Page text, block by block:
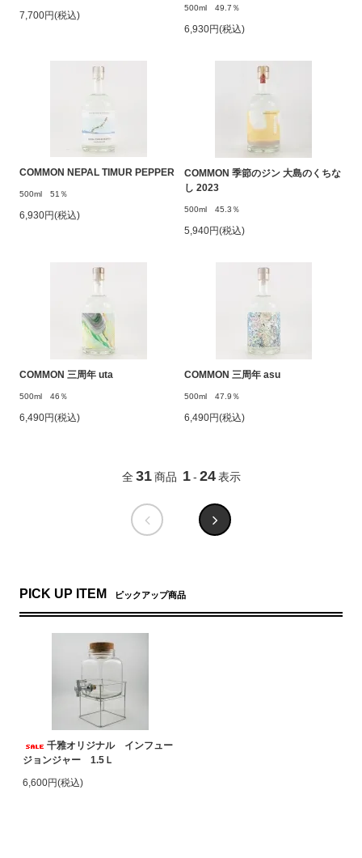
7,700円(税込)
500ml 49.7％
6,930円(税込)
COMMON NEPAL TIMUR PEPPER
500ml 51％
6,930円(税込)
COMMON 季節のジン 大島のくちな
し 2023
500ml 45.3％
5,940円(税込)
COMMON 三周年 uta
500ml 46％
6,490円(税込)
COMMON 三周年 asu
500ml 47.9％
6,490円(税込)
全 31 商品 1 - 24 表示
PICK UP ITEM ピックアップ商品
千雅オリジナル インフュー
ジョンジャー 1.5Ｌ
6,600円(税込)